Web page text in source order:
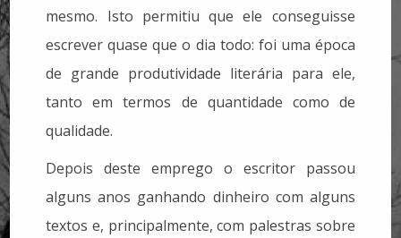
mesmo. Isto permitiu que ele conseguisse
escrever quase que o dia todo: foi uma época
de grande produtividade literária para ele,
tanto em termos de quantidade como de
qualidade.
Depois deste emprego o escritor passou
alguns anos ganhando dinheiro com alguns
textos e, principalmente, com palestras sobre